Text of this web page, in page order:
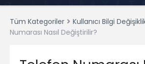
Tüm Kategoriler Kullanıcı Bilgi
Numarası Nasıl Değiştirilir?